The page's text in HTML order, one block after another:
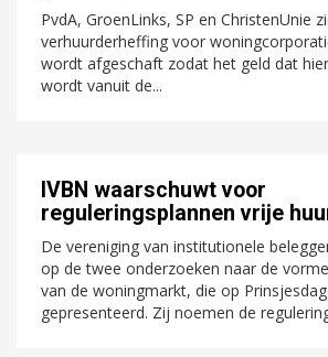
PvdA, GroenLinks, SP en ChristenUnie
verhuurderheffing voor
wordt afgeschaft zodat het geld dat
wordt vanuit de...
IVBN waarschuwt voor
reguleringsplannen vrije
De vereniging van institutionele
op de twee onderzoeken naar de
van de woningmarkt, die op
gepresenteerd. Zij noemen de